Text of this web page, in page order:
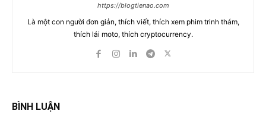
https://blogtienao.com
Là một con người đơn giản, thích viết, thích xem phim trinh thám,
thích lái moto, thích cryptocurrency.
BÌNH LUẬN